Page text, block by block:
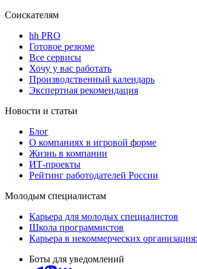
Соискателям
hh PRO
Готовое резюме
Все сервисы
Хочу у вас работать
Производственный календарь
Экспертная рекомендация
Новости и статьи
Блог
О компаниях в игровой форме
Жизнь в компании
ИТ-проекты
Рейтинг работодателей России
Молодым специалистам
Карьера для молодых специалистов
Школа программистов
Карьера в некоммерческих
Боты для уведомлений